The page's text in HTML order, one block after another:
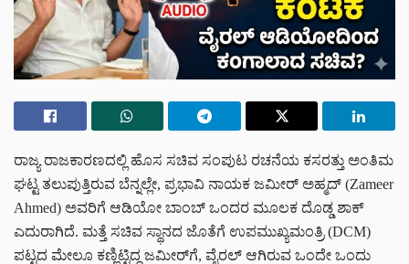
ರಾಜ್ಯ ರಾಜಕಾರಣದಲ್ಲಿ ಹೊಸ ಸಚಿವ ಸಂಪುಟ ರಚನೆಯ ಕಸರತ್ತು ಅಂತಿಮ
ಘಟ್ಟ ತಲುಪುತ್ತಿರುವ ಬೆನ್ನಲ್ಲೇ, ಪ್ರಭಾವಿ ನಾಯಕ ಜಮೀರ್ ಅಹ್ಮದ್ (Zameer
Ahmed) ಅವರಿಗೆ ಆಡಿಯೋ ಬಾಂಬ್ ಒಂದರ ಮೂಲಕ ದೊಡ್ಡ ಶಾಕ್
ಎದುರಾಗಿದೆ. ಮತ್ತೆ ಸಚಿವ ಸ್ಥಾನದ ಜೊತೆಗೆ ಉಪಮುಖ್ಯಮಂತ್ರಿ (DCM)
ಪಟ್ಟದ ಮೇಲೂ ಕಣ್ಣಿಟ್ಟಿದ್ದ ಜಮೀರ್‌ಗೆ, ವೈರಲ್ ಆಗಿರುವ ಒಂದೇ ಒಂದು